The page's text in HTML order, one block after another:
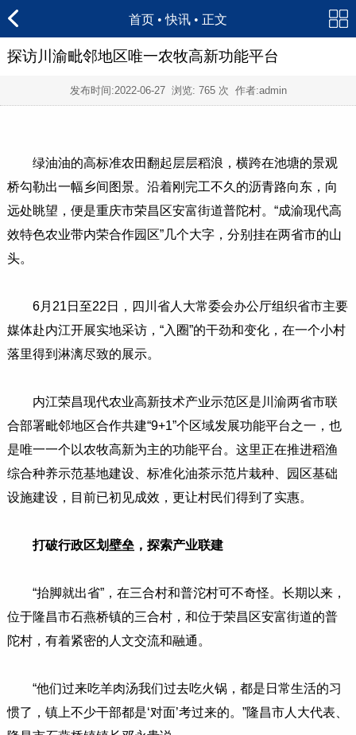
首页 •快讯 • 正文
探访川渝毗邻地区唯一农牧高新功能平台
发布时间:2022-06-27浏览: 765 次 作者:admin
绿油油的高标准农田翻起层层稻浪，横跨在池塘的景观
桥勾勒出一幅乡间图景。沿着刚完工不久的沥青路向东，向
远处眺望，便是重庆市荣昌区安富街道普陀村。“成渝现代高
效特色农业带内荣合作园区”几个大字，分别挂在两省市的山
头。
6月21日至22日，四川省人大常委会办公厅组织省市主要
媒体赴内江开展实地采访，“入圈”的干劲和变化，在一个小村
落里得到淋漓尽致的展示。
内江荣昌现代农业高新技术产业示范区是川渝两省市联
合部署毗邻地区合作共建“9+1”个区域发展功能平台之一，也
是唯一一个以农牧高新为主的功能平台。这里正在推进稻渔
综合种养示范基地建设、标准化油茶示范片栽种、园区基础
设施建设，目前已初见成效，更让村民们得到了实惠。
打破行政区划壁垒，探索产业联建
“抬脚就出省”，在三合村和普沱村可不奇怪。长期以来，
位于隆昌市石燕桥镇的三合村，和位于荣昌区安富街道的普
陀村，有着紧密的人文交流和融通。
“他们过来吃羊肉汤我们过去吃火锅，都是日常生活的习
惯了，镇上不少干部都是‘对面’考过来的。”隆昌市人大代表、